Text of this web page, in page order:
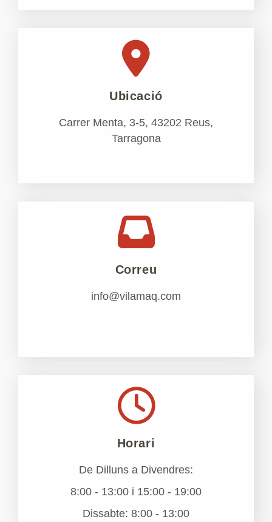
Ubicació
Carrer Menta, 3-5, 43202 Reus,
Tarragona
Correu
info@vilamaq.com
Horari
De Dilluns a Divendres:
8:00 - 13:00 i 15:00 - 19:00
Dissabte: 8:00 - 13:00